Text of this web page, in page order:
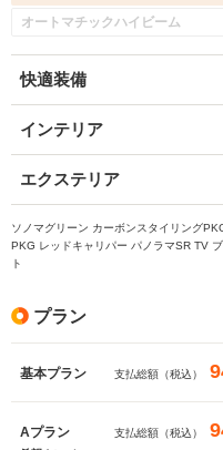
オートマチックハイビーム
快適装備
インテリア
エクステリア
ソノマグリーン カーボンスタイリング
PKG レッドキャリパー パノラマSR TV
ト
プラン
基本プラン 支払総額（税込）
Aプラン 支払総額（税込）
いいえ